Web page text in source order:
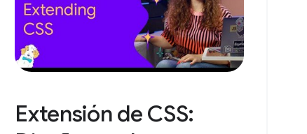
Extensión de CSS: